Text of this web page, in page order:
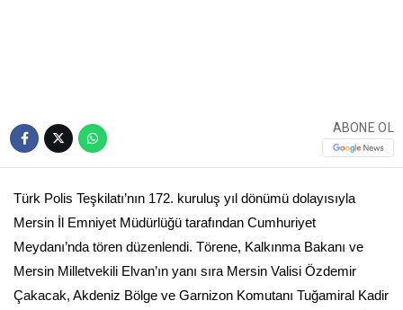
ABONE OL
Türk Polis Teşkilatı’nın 172. kuruluş yıl dönümü dolayısıyla
Mersin İl Emniyet Müdürlüğü tarafından Cumhuriyet
Meydanı’nda tören düzenlendi. Törene, Kalkınma Bakanı ve
Mersin Milletvekili Elvan’ın yanı sıra Mersin Valisi Özdemir
Çakacak, Akdeniz Bölge ve Garnizon Komutanı Tuğamiral Kadir